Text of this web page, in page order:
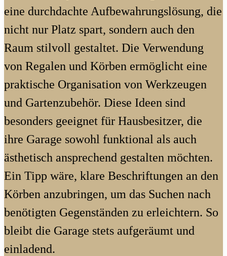
eine durchdachte Aufbewahrungslösung, die
nicht nur Platz spart, sondern auch den
Raum stilvoll gestaltet. Die Verwendung
von Regalen und Körben ermöglicht eine
praktische Organisation von Werkzeugen
und Gartenzubehör. Diese Ideen sind
besonders geeignet für Hausbesitzer, die
ihre Garage sowohl funktional als auch
ästhetisch ansprechend gestalten möchten.
Ein Tipp wäre, klare Beschriftungen an den
Körben anzubringen, um das Suchen nach
benötigten Gegenständen zu erleichtern. So
bleibt die Garage stets aufgeräumt und
einladend.